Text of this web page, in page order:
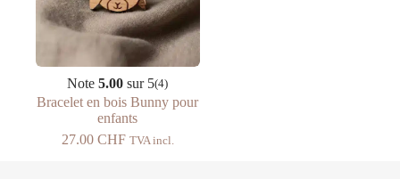
Note5.00 sur 5(4)
Bracelet en bois Bunny pour
enfants
27.00 CHF TVA incl.